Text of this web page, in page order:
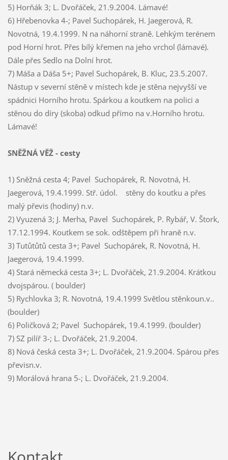
5) Horňák 3; L. Dvořáček, 21.9.2004. Lámavé!
6) Hřebenovka 4-; Pavel Suchopárek, H. Jaegerová, R.
Novotná, 19.4.1999. N na náhorní straně. Lehkým terénem
pod Horní hrot. Přes bílý křemen na jeho vrchol (lámavé).
Dále přes Sedlo na Dolní hrot.
7) Máša a Dáša 5+; Pavel Suchopárek, B. Kluc, 23.5.2007.
Nástup v severní stěně v místech kde je stěna nejvyšší ve
spádnici Horního hrotu. Spárkou a koutkem na polici a
stěnou do díry (skoba) odkud přímo na v.Horního hrotu.
Lámavé!
SNĚŽNÁ VĚŽ- cesty
1) Sněžná cesta 4; Pavel Suchopárek, R. Novotná, H.
Jaegerová, 19.4.1999. Stř. údol. stěny do koutku a přes
malý převis (hodiny) n.v.
2) Vyuzená 3; J. Merha, Pavel Suchopárek, P. Rybář, V. Štork,
17.12.1994. Koutkem se sok. odštěpem při hraně n.v.
3) Tutůtůtů cesta 3+; Pavel Suchopárek, R. Novotná, H.
Jaegerová, 19.4.1999.
4) Stará německá cesta 3+; L. Dvořáček, 21.9.2004. Krátkou
dvojspárou. ( boulder)
5) Rychlovka 3; R. Novotná, 19.4.1999 Světlou stěnkoun.v..
(boulder)
6) Poličková 2; Pavel Suchopárek, 19.4.1999. (boulder)
7) SZ pilíř 3-; L. Dvořáček, 21.9.2004.
8) Nová česká cesta 3+; L. Dvořáček, 21.9.2004. Spárou přes
převisn.v.
9) Morálová hrana 5-; L. Dvořáček, 21.9.2004.